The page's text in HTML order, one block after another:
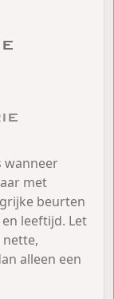
wanneer
met
beurten
leeftijd. Let
alleen een